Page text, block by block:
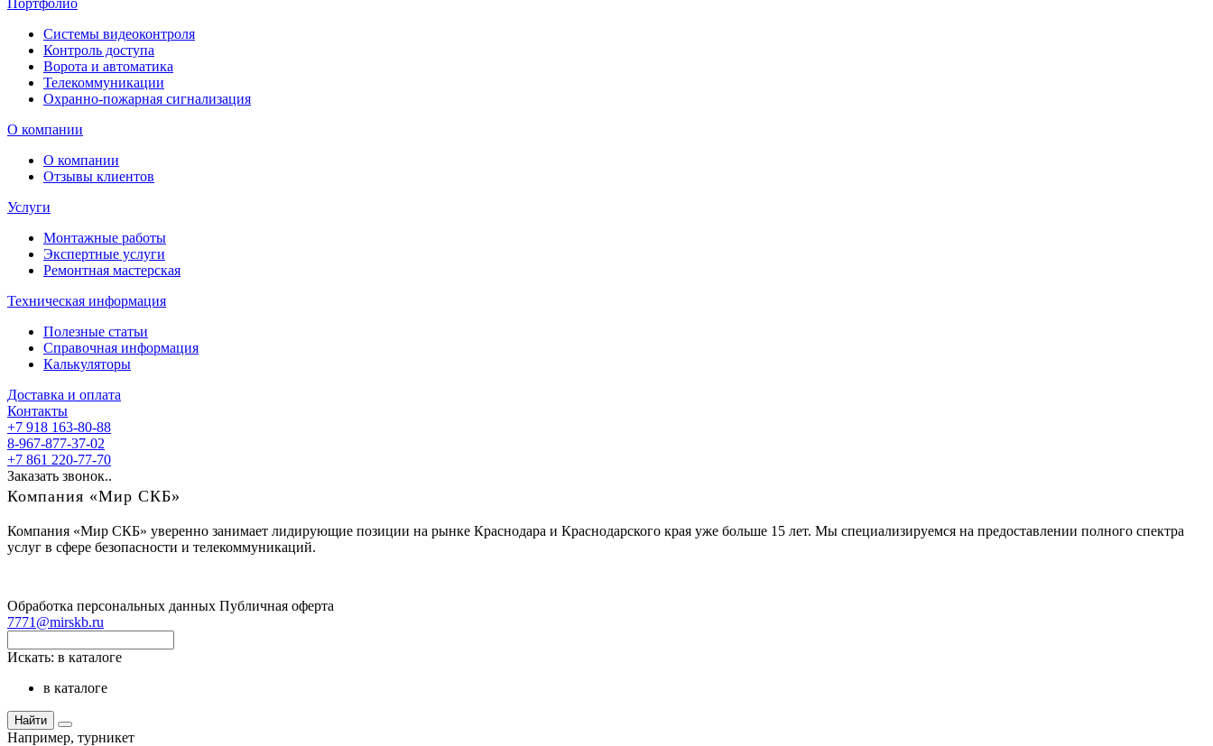
Портфолио
Системы видеоконтроля
Контроль доступа
Ворота и автоматика
Телекоммуникации
Охранно-пожарная сигнализация
О компании
О компании
Отзывы клиентов
Услуги
Монтажные работы
Экспертные услуги
Ремонтная мастерская
Техническая информация
Полезные статьи
Справочная информация
Калькуляторы
Доставка и оплата
Контакты
+7 918 163-80-88
8-967-877-37-02
+7 861 220-77-70
Заказать звонок..
Компания «Мир СКБ»
Компания «Мир СКБ» уверенно занимает лидирующие позиции на рынке Краснодара и Краснодарского края уже больше 15 лет. Мы специализируемся на предоставлении полного спектра
услуг в сфере безопасности и телекоммуникаций.
Обработка персональных данных Публичная оферта
7771@mirskb.ru
Искать: в каталоге
в каталоге
Найти
Например, турникет